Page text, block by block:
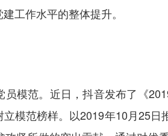
工作水平的整体提升。
员模范。近日，抖音发布了《
模范榜样。以2019年10月25